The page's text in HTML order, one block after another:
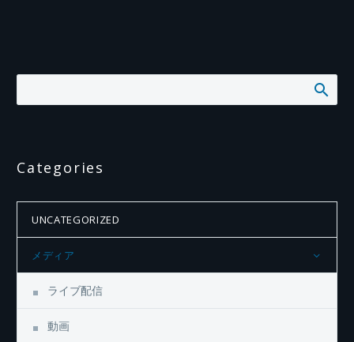
Categories
UNCATEGORIZED
メディア
ライブ配信
動画